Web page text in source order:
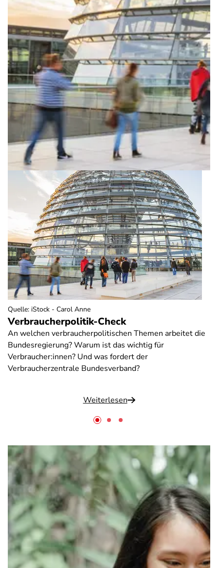
Verbraucherpolitik-Check
An welchen verbraucherpolitischen Themen arbeitet die
Bundesregierung? Warum ist das wichtig für
Verbraucher:innen? Und was fordert der
Verbraucherzentrale Bundesverband?
Weiterlesen
Quelle: iStock - Carol Anne